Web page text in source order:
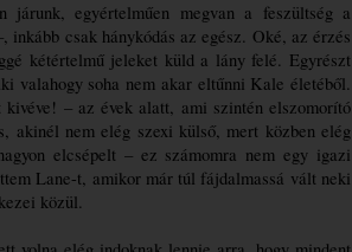
egyértelműen megvan a feszültség a
csak hánykódás az egész. Oké, az érzés
kétértelmű jeleket küld a lány felé. Egyrészt
valahogy soha nem akar eltűnni Kale életéből.
– az évek alatt, ami szintén elszomorító
akinél nem elég szexi külső, mert közben elég
elcsépelt – ez számomra nem egy igazi
Lane-t, amikor már túl fájdalmassá vált neki
közül.